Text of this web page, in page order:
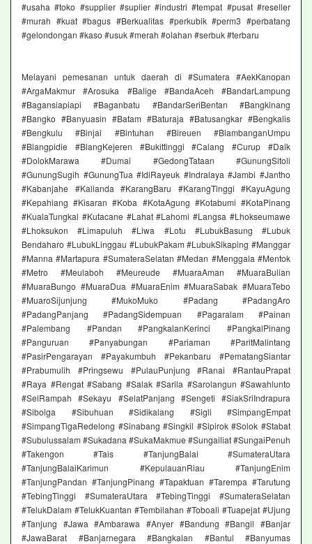
#usaha #toko #supplier #suplier #industri #tempat #pusat #reseller
#murah #kuat #bagus #Berkualitas #perkubik #perm3 #perbatang
#gelondongan #kaso #usuk #merah #olahan #serbuk #terbaru
Melayani pemesanan untuk daerah di #Sumatera #AekKanopan
#ArgaMakmur #Arosuka #Balige #BandaAceh #BandarLampung
#Bagansiapiapi #Baganbatu #BandarSeriBentan #Bangkinang
#Bangko #Banyuasin #Batam #Baturaja #Batusangkar #Bengkalis
#Bengkulu #Binjai #Bintuhan #Bireuen #BlambanganUmpu
#Blangpidie #BlangKejeren #Bukittinggi #Calang #Curup #Daik
#DolokMarawa #Dumai #GedongTataan #GunungSitoli
#GunungSugih #GunungTua #IdiRayeuk #Indralaya #Jambi #Jantho
#Kabanjahe #Kalianda #KarangBaru #KarangTinggi #KayuAgung
#Kepahiang #Kisaran #Koba #KotaAgung #Kotabumi #KotaPinang
#KualaTungkal #Kutacane #Lahat #Lahomi #Langsa #Lhokseumawe
#Lhoksukon #Limapuluh #Liwa #Lotu #LubukBasung #Lubuk
Bendaharo #LubukLinggau #LubukPakam #LubukSikaping #Manggar
#Manna #Martapura #SumateraSelatan #Medan #Menggala #Mentok
#Metro #Meulaboh #Meureude #MuaraAman #MuaraBulian
#MuaraBungo #MuaraDua #MuaraEnim #MuaraSabak #MuaraTebo
#MuaroSijunjung #MukoMuko #Padang #PadangAro
#PadangPanjang #PadangSidempuan #Pagaralam #Painan
#Palembang #Pandan #PangkalanKerinci #PangkalPinang
#Panguruan #Panyabungan #Pariaman #ParitMalintang
#PasirPengarayan #Payakumbuh #Pekanbaru #PematangSiantar
#Prabumulih #Pringsewu #PulauPunjung #Ranai #RantauPrapat
#Raya #Rengat #Sabang #Salak #Sarila #Sarolangun #Sawahlunto
#SeiRampah #Sekayu #SelatPanjang #Sengeti #SiakSriIndrapura
#Sibolga #Sibuhuan #Sidikalang #Sigli #SimpangEmpat
#SimpangTigaRedelong #Sinabang #Singkil #Sipirok #Solok #Stabat
#Subulussalam #Sukadana #SukaMakmue #Sungailiat #SungaiPenuh
#Takengon #Tais #TanjungBalai #SumateraUtara
#TanjungBalaiKarimun #KepulauanRiau #TanjungEnim
#TanjungPandan #TanjungPinang #Tapaktuan #Tarempa #Tarutung
#TebingTinggi #SumateraUtara #TebingTinggi #SumateraSelatan
#TelukDalam #TelukKuantan #Tembilahan #Toboali #Tuapejat #Ujung
#Tanjung #Jawa #Ambarawa #Anyer #Bandung #Bangil #Banjar
#JawaBarat #Banjarnegara #Bangkalan #Bantul #Banyumas